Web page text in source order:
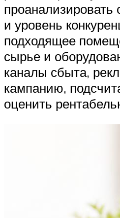
проанализировать
и уровень
подходящее
сырье и
каналы сбыта,
кампанию,
оценить